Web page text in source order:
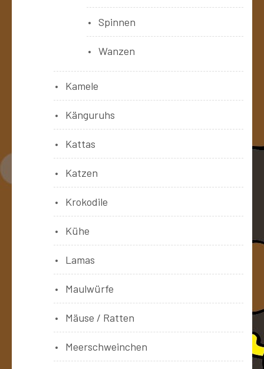
Spinnen
Wanzen
Kamele
Känguruhs
Kattas
Katzen
Krokodile
Kühe
Lamas
Maulwürfe
Mäuse / Ratten
Meerschweinchen